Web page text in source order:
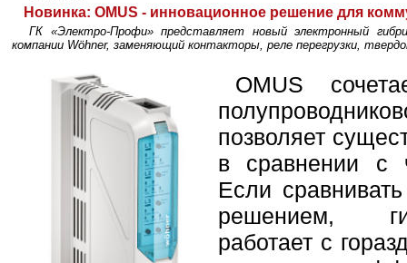
Новинка: OMUS - инновационное решение для
ГК «Электро-Профи» представляет новый электронный
компании Wöhner, заменяющий контакторы, реле перегрузки,
OMUS
позволяет
в сравнении с
Если
решением,
работает с